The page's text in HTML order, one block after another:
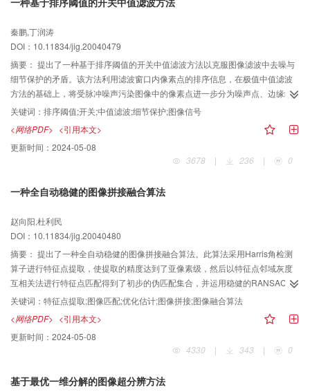
结果优于传统的滤波算法和 MTM滤波，且没有阈值限制
秦鹏,丁润涛
DOI：10.11834/jig.20040479
摘要： 提出了一种基于排序阈值的开关中值滤波方法以克服图像滤波中去噪与
细节保护的矛盾。该方法利用滤波窗口内像素点的排序信息，在极值中值滤波
方法的基础上，将受脉冲噪声污染图像中的像素点进一步分为噪声点、边缘细
节区和平坦区3种类型。通过对多种图像测试的统计结果，获得合适的分类器参
数，然后利用类型判决，进行开关中值滤波，即对噪声点和平坦区进行中值滤
波以得到良好的噪声滤除效果，而对边缘细节区不做处理以获得良好的细节保
护效果。比较了标准中值滤波、极值中值滤波和本方法的结果。实验结果表
关键词： 排序阈值;开关;中值滤波;细节保护;图像信号
<网络PDF> <引用本文>
更新时间： 2024-05-08
3678
| 236 | 0
一种全自动稳健的图像拼接融合算法
赵向阳,杜利民
DOI：10.11834/jig.20040480
摘要： 提出了一种全自动稳健的图像拼接融合算法。此算法采用Harris角检测
算子进行特征点提取，使提取的精度达到了亚像素级，然后以特征点邻域灰度
互相关法进行特征点匹配得到了初步的伪匹配集合，并运用稳健的RANSAC算
法将伪匹配点集合划分为内点和外点，在内点域上运用LM优化算法精确地估计
出了图像间的点变换关系，最后采用颜色插值对交接处进行颜色过渡。整个算
法自动完成，它对有较大误差或错误的特征点数据迭代过滤，并用提纯后的数
据来做模型估计，因而对图像噪声和特征点提取不准确有强健的承受能力。在
参数估计时，以特征点的坐标位置误差而不是亮度误差来构造优化函数，克服
合效果比较理想，鲁棒性强，具有较高的使用价值。
关键词： 特征点提取;图像匹配;优化估计;图像拼接;图像融合算法
<网络PDF> <引用本文>
更新时间： 2024-05-08
4330
| 343 | 0
基于最优一维分解的图像超分辨方法